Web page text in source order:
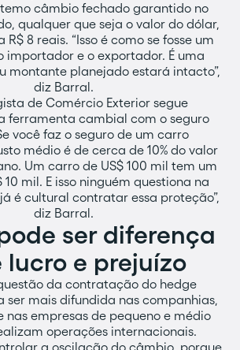
câmbio fechado garantido no
qualquer que seja o valor do dólar,
R$ 8 reais. “Isso é como se fosse um
importador e o exportador. É uma
montante planejado estará intacto”,
diz Barral.
de Comércio Exterior segue
ferramenta cambial com o seguro
você faz o seguro de um carro
médio é de cerca de 10% do valor
Um carro de US$ 100 mil tem um
10 mil. E isso ninguém questiona na
é cultural contratar essa proteção”,
diz Barral.
ser diferença
lucro e prejuízo
da contratação do hedge
ser mais difundida nas companhias,
nas empresas de pequeno e médio
operações internacionais.
a oscilação do câmbio, porque